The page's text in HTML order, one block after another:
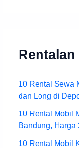
Rentalan
10 Rental Sewa
dan Long di
10 Rental Mobil
Bandung, Harga
10 Rental Mobil